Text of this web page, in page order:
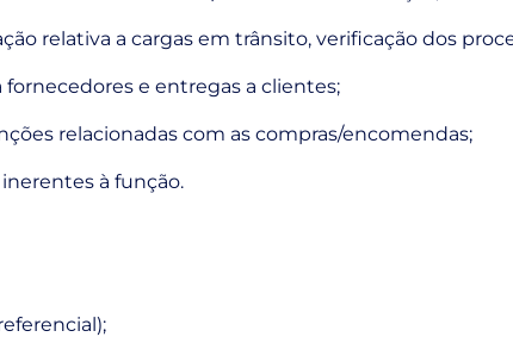
relativa a cargas em trânsito, verificação dos
fornecedores e entregas a clientes;
relacionadas com as compras/encomendas;
à função.